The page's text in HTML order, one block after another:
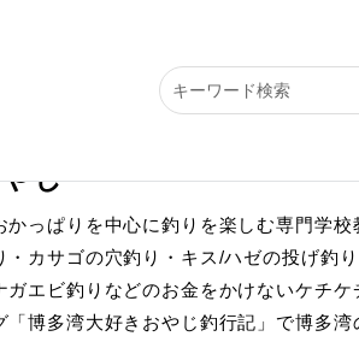
じ
っぱりを中心に釣りを楽しむ専門学校
カサゴの穴釣り・キス/ハゼの投げ釣
エビ釣りなどのお金をかけないケチケ
「博多湾大好きおやじ釣行記」で博多